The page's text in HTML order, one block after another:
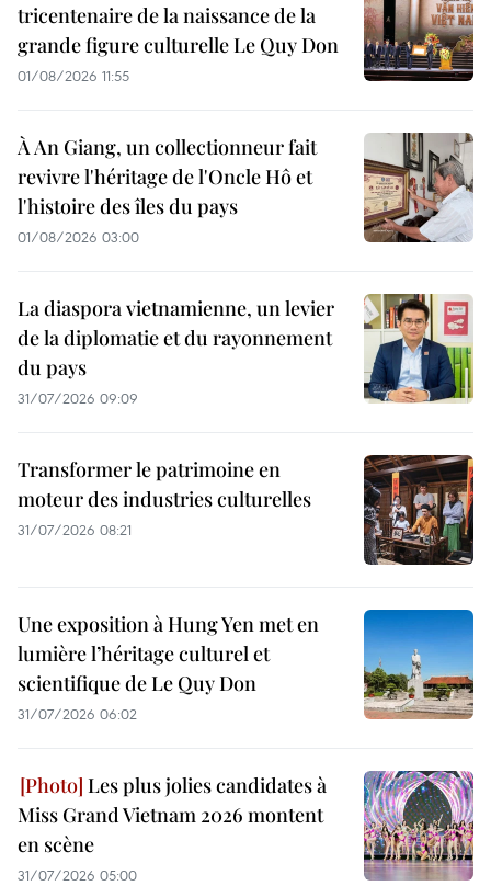
tricentenaire de la naissance de la
grande figure culturelle Le Quy Don
01/08/2026 11:55
À An Giang, un collectionneur fait
revivre l'héritage de l'Oncle Hô et
l'histoire des îles du pays
01/08/2026 03:00
La diaspora vietnamienne, un levier
de la diplomatie et du rayonnement
du pays
31/07/2026 09:09
Transformer le patrimoine en
moteur des industries culturelles
31/07/2026 08:21
Une exposition à Hung Yen met en
lumière l’héritage culturel et
scientifique de Le Quy Don
31/07/2026 06:02
Les plus jolies candidates à
Miss Grand Vietnam 2026 montent
en scène
31/07/2026 05:00